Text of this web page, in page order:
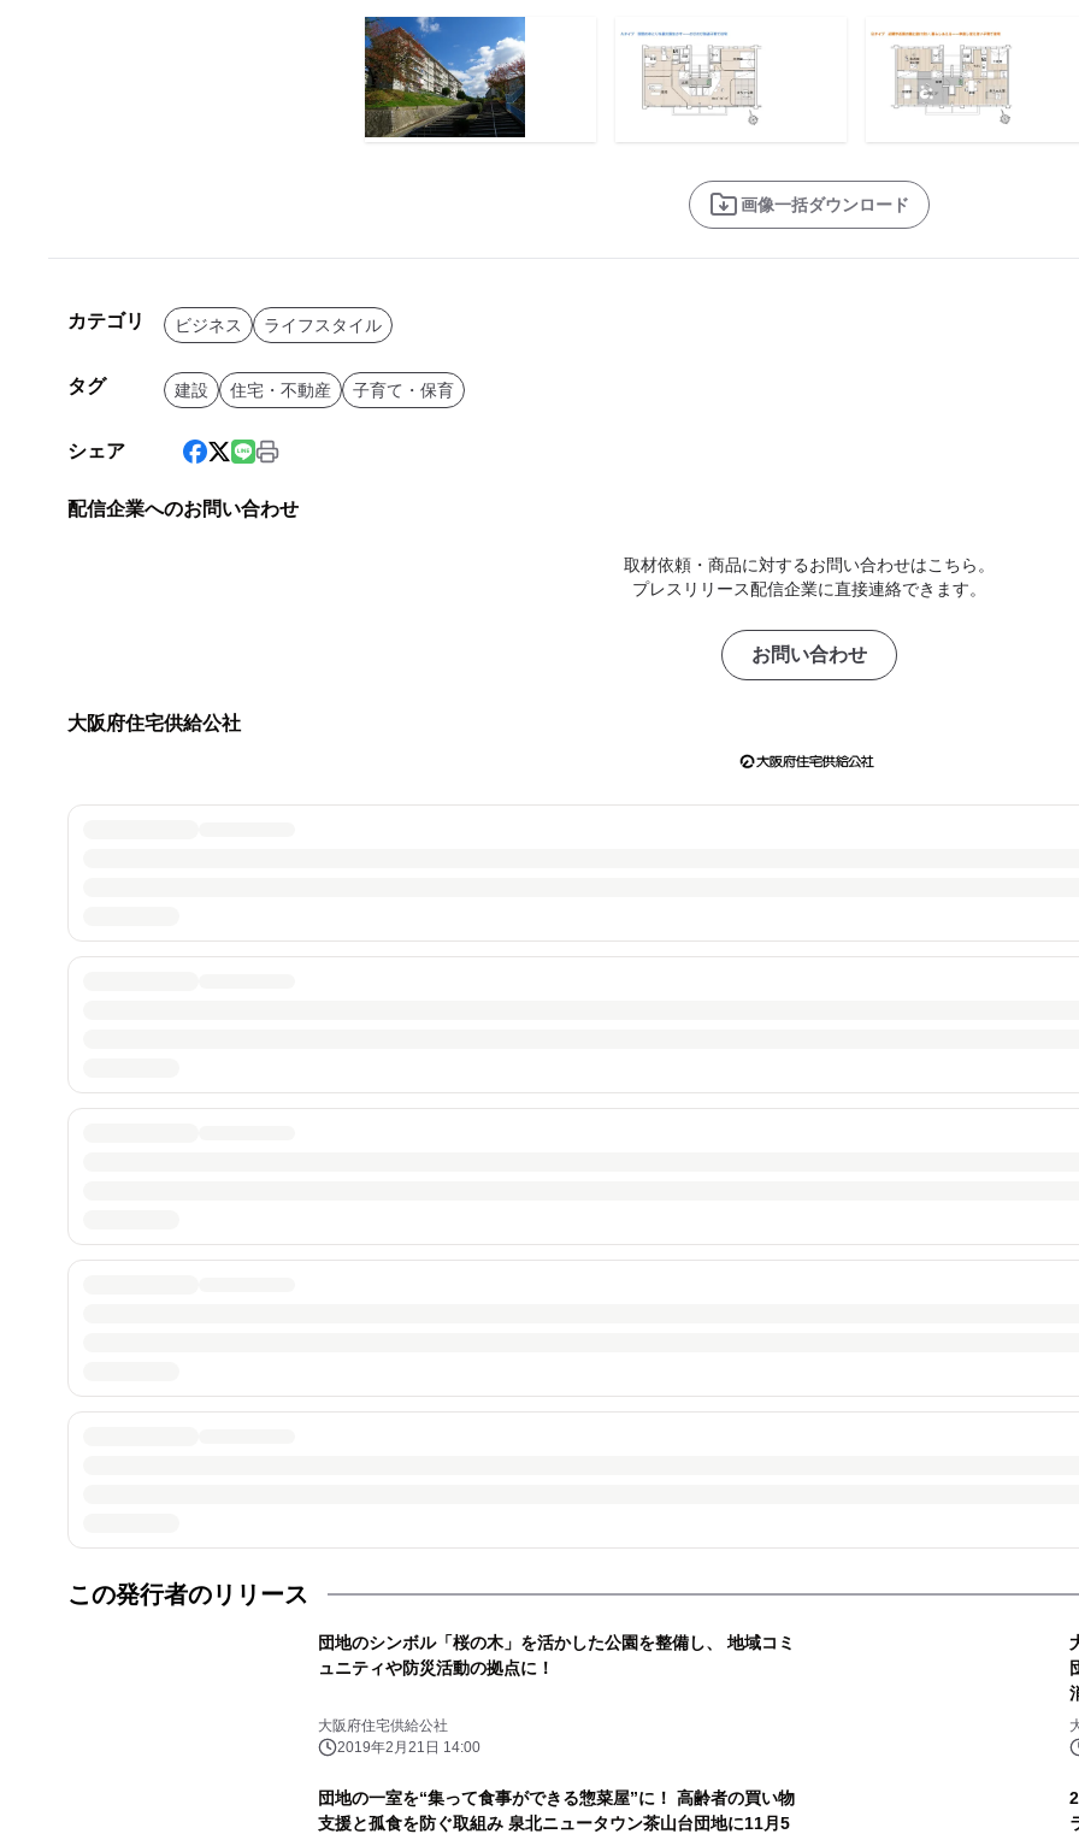
画像一括ダウンロード
カテゴリ ビジネス ライフスタイル
タグ 建設 住宅・不動産 子育て・保育
シェア
配信企業へのお問い合わせ
取材依頼・商品に対するお問い合わせはこちら。
プレスリリース配信企業に直接連絡できます。
お問い合わせ
大阪府住宅供給公社
この発行者のリリース
団地のシンボル「桜の木」を活かした公園を整備し、 地域コミ
ュニティや防災活動の拠点に！
大阪府住宅供給公社
2019年2月21日 14:00
団地の一室を“集って食事ができる惣菜屋”に！ 高齢者の買い物
支援と孤食を防ぐ取組み 泉北ニュータウン茶山台団地に11月5